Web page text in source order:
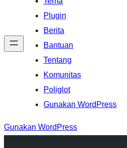
Plugin
Berita
Bantuan
Tentang
Komunitas
Poliglot
Gunakan WordPress
Gunakan WordPress